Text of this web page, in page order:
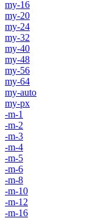
my-16
my-20
my-24
my-32
my-40
my-48
my-56
my-64
my-auto
my-px
-m-1
-m-2
-m-3
-m-4
-m-5
-m-6
-m-8
-m-10
-m-12
-m-16